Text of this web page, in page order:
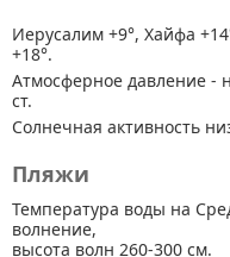
Иерусалим +9°, Хайфа
+18°.
Атмосферное давление
ст.
Солнечная активность
Пляжи
Температура воды на
волнение,
высота волн 260-300 см.